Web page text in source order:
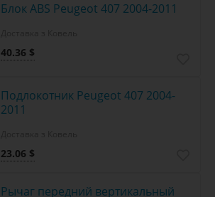
Блок ABS Peugeot 407 2004-2011
40.36 $
Подлокотник Peugeot 407 2004-
2011
23.06 $
Рычаг передний вертикальный